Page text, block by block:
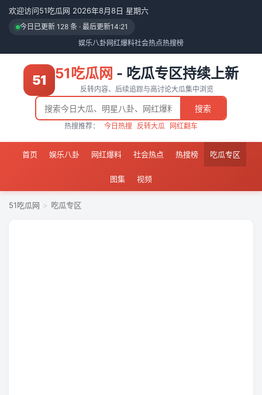
欢迎访问51吃瓜网 2026年8月8日 星期六
今日已更新 128 条 · 最后更新14:21
娱乐八卦 网红爆料社会热点热搜榜
51 51吃瓜网 - 吃瓜专区持续上新
反转内容、后续追踪与高讨论大瓜集中浏览
搜索
热搜推荐： 今日热搜 反转大瓜 网红翻车
首页 娱乐八卦 网红爆料 社会热点 热搜榜 吃瓜专区
图集 视频
51吃瓜网 > 吃瓜专区